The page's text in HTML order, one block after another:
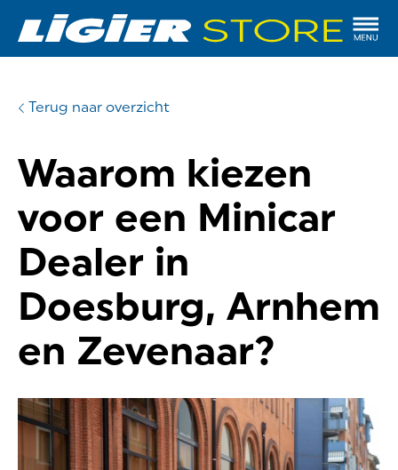
Terug naar overzicht
Waarom kiezen
voor een Minicar
Dealer in
Doesburg, Arnhem
en Zevenaar?